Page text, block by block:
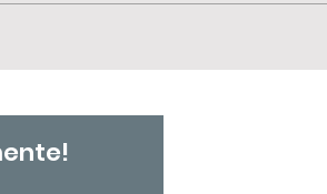
de Tereza de
Dia
da Mulher
Americana